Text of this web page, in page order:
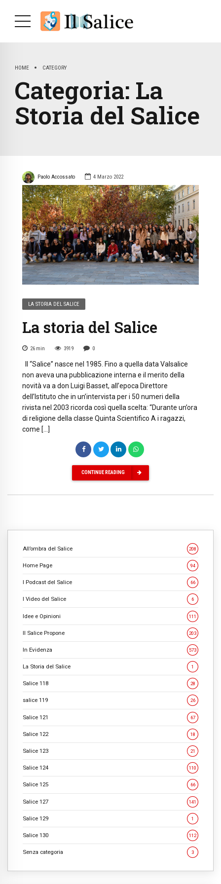
HOME CATEGORY
Categoria: La
Storia del Salice
Paolo Accossato 4 Marzo 2022
LA STORIA DEL SALICE
La storia del Salice
26 min 3919 0
Il “Salice” nasce nel 1985. Fino a quella data Valsalice
non aveva una pubblicazione interna e il merito della
novità va a don Luigi Basset, all’epoca Direttore
dell’Istituto che in un’intervista per i 50 numeri della
rivista nel 2003 ricorda così quella scelta: “Durante un’ora
di religione della classe Quinta Scientifico A i ragazzi,
come […]
CONTINUE READING
All’ombra del Salice 208
Home Page 94
I Podcast del Salice 66
I Video del Salice 6
Idee e Opinioni 111
Il Salice Propone 203
In Evidenza 573
La Storia del Salice 1
Salice 118 28
salice 119 26
Salice 121 67
Salice 122 18
Salice 123 21
Salice 124 110
Salice 125 66
Salice 127 141
Salice 129 1
Salice 130 112
Senza categoria 3